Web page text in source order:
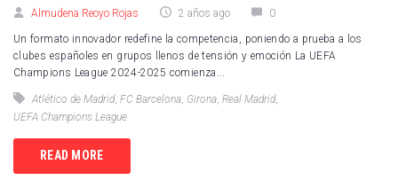
Almudena Reoyo Rojas 2 años ago 0
Un formato innovador redefine la competencia, poniendo a prueba a los
clubes españoles en grupos llenos de tensión y emoción La UEFA
Champions League 2024-2025 comienza...
Atlético de Madrid, FC Barcelona Girona Real Madrid,
UEFA Champions League
READ MORE